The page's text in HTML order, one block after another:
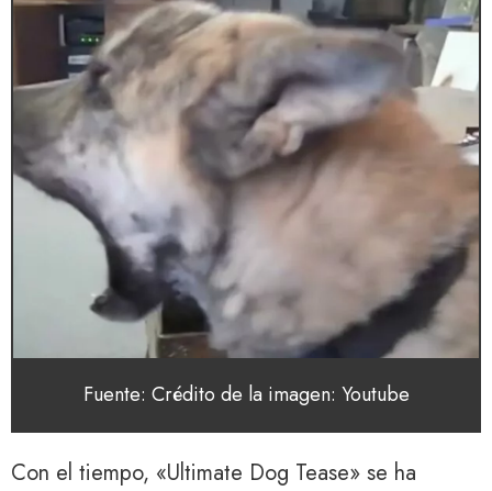
Fuente: Crédito de la imagen: Youtube
Con el tiempo, «Ultimate Dog Tease» se ha